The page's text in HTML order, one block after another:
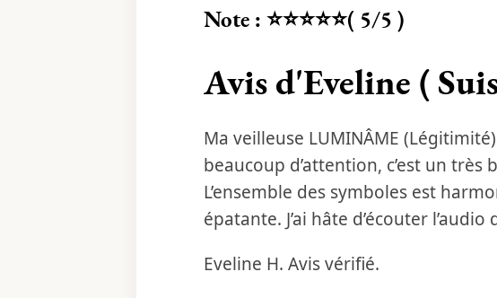
Note : ⭐⭐⭐⭐⭐( 5/5 )
Avis d'Eveline (
Ma veilleuse LUMINÂME
beaucoup d’attention, c’est un
L’ensemble des symboles est
épatante. J’ai hâte d’écouter
Eveline H. Avis vérifié.